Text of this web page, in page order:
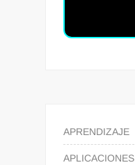
APRENDIZAJE
APLICACIONES